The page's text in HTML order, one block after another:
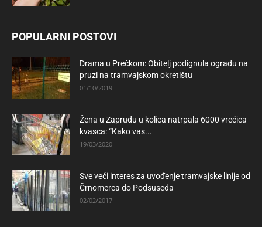
POPULARNI POSTOVI
Drama u Prečkom: Obitelj podignula ogradu na
pruzi na tramvajskom okretištu
01/10/2019
Žena u Zapruđu u kolica natrpala 6000 vrećica
kvasca: “Kako vas...
19/03/2020
Sve veći interes za uvođenje tramvajske linije od
Črnomerca do Podsuseda
02/02/2017